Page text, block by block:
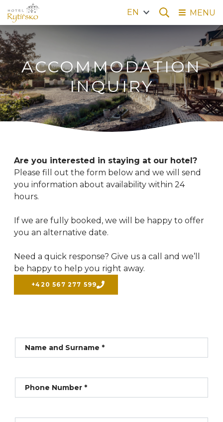
ACCOMMODATION
INQUIRY
Are you interested in staying at our hotel?
Please fill out the form below and we will send
you information about availability within 24
hours.
If we are fully booked, we will be happy to offer
you an alternative date.
Need a quick response? Give us a call and we’ll
be happy to help you right away.
+420 567 277 599
Name and Surname *
Phone Number *
MENU
EN